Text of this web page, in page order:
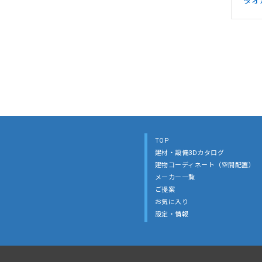
TOP
建材・設備3Dカタログ
建物コーディネート（空間配置）
メーカー一覧
ご提案
お気に入り
設定・情報